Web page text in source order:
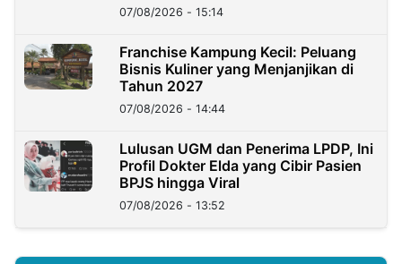
07/08/2026 - 15:14
Franchise Kampung Kecil: Peluang
Bisnis Kuliner yang Menjanjikan di
Tahun 2027
07/08/2026 - 14:44
Lulusan UGM dan Penerima LPDP, Ini
Profil Dokter Elda yang Cibir Pasien
BPJS hingga Viral
07/08/2026 - 13:52